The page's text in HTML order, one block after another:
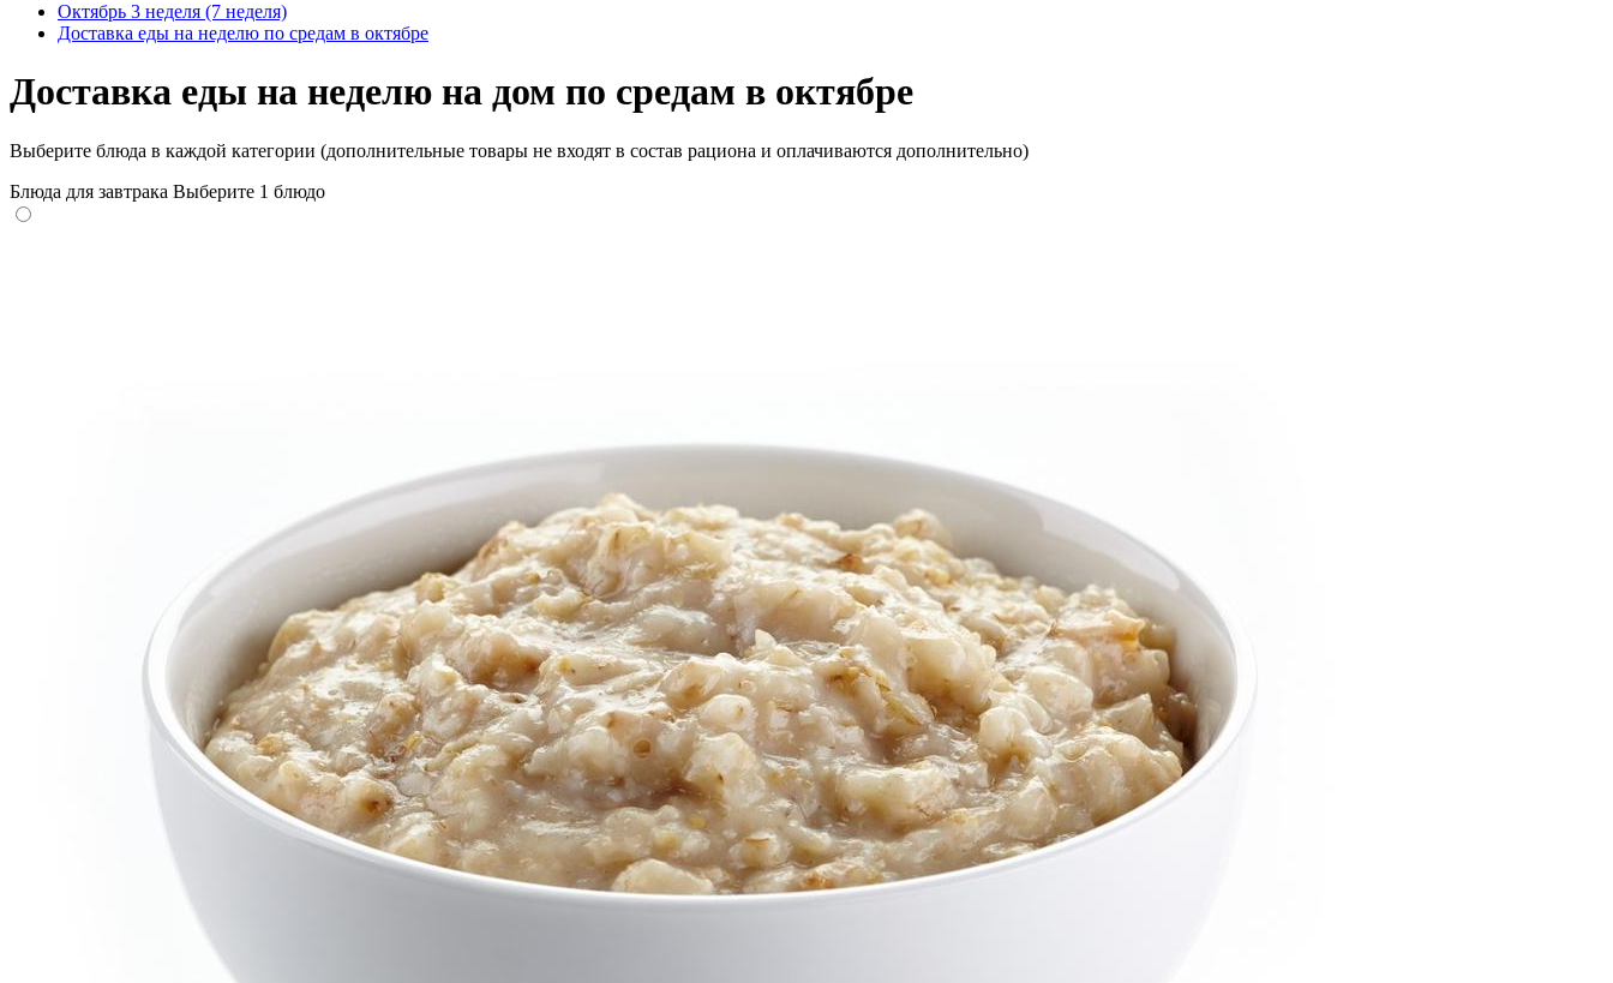
Октябрь 3 неделя (7 неделя)
Доставка еды на неделю по средам в октябре
Доставка еды на неделю на дом по средам в октябре
Выберите блюда в каждой категории (дополнительные товары не входят в состав рациона и оплачиваются дополнительно)
Блюда для завтрака Выберите 1 блюдо